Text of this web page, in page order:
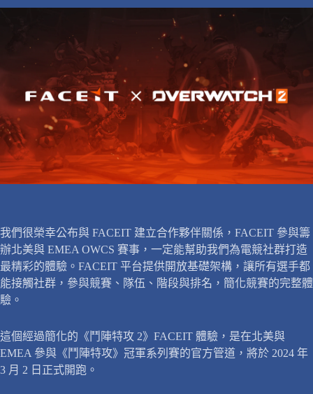
我們很榮幸公布與 FACEIT 建立合作夥伴關係，FACEIT 參與籌
辦北美與 EMEA OWCS 賽事，一定能幫助我們為電競社群打造
最精彩的體驗。FACEIT 平台提供開放基礎架構，讓所有選手都
能接觸社群，參與競賽、隊伍、階段與排名，簡化競賽的完整體
驗。
這個經過簡化的《鬥陣特攻 2》FACEIT 體驗，是在北美與
EMEA 參與《鬥陣特攻》冠軍系列賽的官方管道，將於 2024 年
3 月 2 日正式開跑。